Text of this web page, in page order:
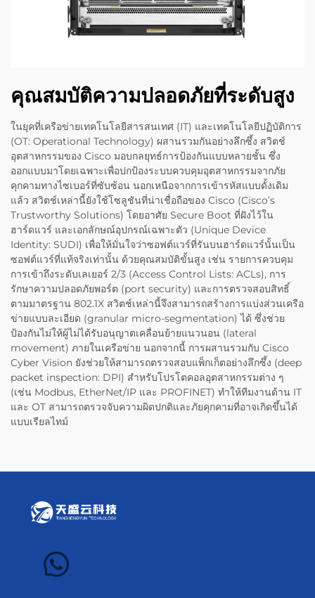
คุณสมบัติความปลอดภัยที่ระดับสูง
ในยุคที่เครือข่ายเทคโนโลยีสารสนเทศ (IT) และเทคโนโลยีปฏิบัติการ
(OT: Operational Technology) ผสานรวมกันอย่างลึกซึ้ง สวิตช์
อุตสาหกรรมของ Cisco มอบกลยุทธ์การป้องกันแบบหลายชั้น ซึ่ง
ออกแบบมาโดยเฉพาะเพื่อปกป้องระบบควบคุมอุตสาหกรรมจากภัย
คุกคามทางไซเบอร์ที่ซับซ้อน นอกเหนือจากการเข้ารหัสแบบดั้งเดิม
แล้ว สวิตช์เหล่านี้ยังใช้โซลูชันที่น่าเชื่อถือของ Cisco (Cisco’s
Trustworthy Solutions) โดยอาศัย Secure Boot ที่ฝังไว้ใน
ฮาร์ดแวร์ และเอกลักษณ์อุปกรณ์เฉพาะตัว (Unique Device
Identity: SUDI) เพื่อให้มั่นใจว่าซอฟต์แวร์ที่รันบนฮาร์ดแวร์นั้นเป็น
ซอฟต์แวร์ที่แท้จริงเท่านั้น ด้วยคุณสมบัติขั้นสูง เช่น รายการควบคุม
การเข้าถึงระดับเลเยอร์ 2/3 (Access Control Lists: ACLs), การ
รักษาความปลอดภัยพอร์ต (port security) และการตรวจสอบสิทธิ์
ตามมาตรฐาน 802.1X สวิตช์เหล่านี้จึงสามารถสร้างการแบ่งส่วนเครือ
ข่ายแบบละเอียด (granular micro-segmentation) ได้ ซึ่งช่วย
ป้องกันไม่ให้ผู้ไม่ได้รับอนุญาตเคลื่อนย้ายแนวนอน (lateral
movement) ภายในเครือข่าย นอกจากนี้ การผสานรวมกับ Cisco
Cyber Vision ยังช่วยให้สามารถตรวจสอบแพ็กเก็ตอย่างลึกซึ้ง (deep
packet inspection: DPI) สำหรับโปรโตคอลอุตสาหกรรมต่าง ๆ
(เช่น Modbus, EtherNet/IP และ PROFINET) ทำให้ทีมงานด้าน IT
และ OT สามารถตรวจจับความผิดปกติและภัยคุกคามที่อาจเกิดขึ้นได้
แบบเรียลไทม์